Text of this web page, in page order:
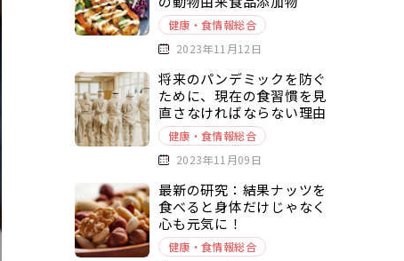
健康・食情報総合
2023年11月12日
将来のパンデミックを防ぐ
ために、現在の食習慣を見
直さなければならない理由
健康・食情報総合
2023年11月09日
最新の研究：結果ナッツを
食べると身体だけじゃなく
心も元気に！
健康・食情報総合